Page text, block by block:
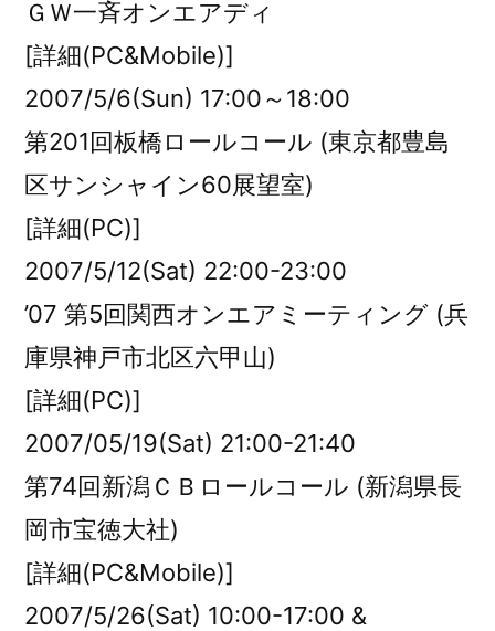
ＧＷ一斉オンエアディ
[詳細(PC&Mobile)]
2007/5/6(Sun) 17:00～18:00
第201回板橋ロールコール (東京都豊島
区サンシャイン60展望室)
[詳細(PC)]
2007/5/12(Sat) 22:00-23:00
’07 第5回関西オンエアミーティング (兵
庫県神戸市北区六甲山)
[詳細(PC)]
2007/05/19(Sat) 21:00-21:40
第74回新潟ＣＢロールコール (新潟県長
岡市宝徳大社)
[詳細(PC&Mobile)]
2007/5/26(Sat) 10:00-17:00 &